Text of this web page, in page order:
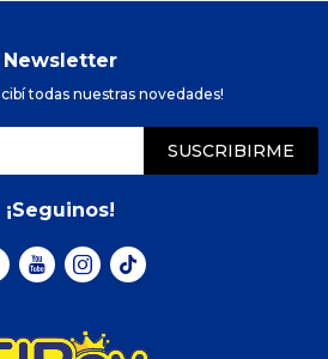
Newsletter
todas nuestras novedades!
SUSCRIBIRME
¡Seguinos!
 